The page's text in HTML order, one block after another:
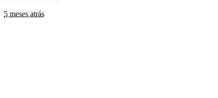
5 meses atrás